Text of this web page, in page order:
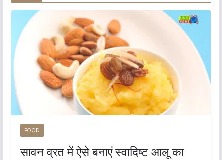
FOOD
सावन व्रत में ऐसे बनाएं स्वादिष्ट आलू का